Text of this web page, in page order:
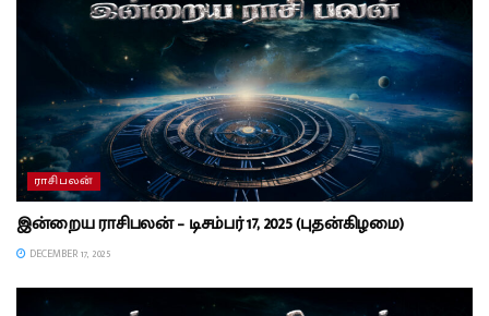
ராசிபலன்
இன்றைய ராசிபலன் – டிசம்பர் 17, 2025 (புதன்கிழமை)
DECEMBER 17, 2025